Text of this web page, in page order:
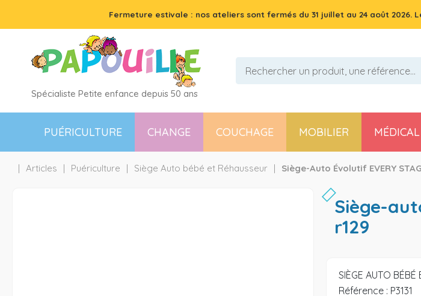
Fermeture estivale : nos ateliers sont fermés du 31 juillet au 24 août 2026.
Spécialiste Petite enfance depuis 50 ans
PUÉRICULTURE CHANGE COUCHAGE MOBILIER
Articles Puériculture Siège Auto bébé et Réhausseur Siège-Auto Évolutif EVERY
siège-auto évolutif every stage
r129
SIÈGE AUTO BÉBÉ
Référence : P3131